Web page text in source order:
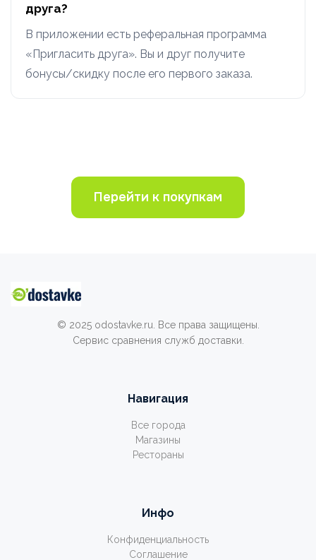
друга?
В приложении есть реферальная программа
«Пригласить друга». Вы и друг получите
бонусы/скидку после его первого заказа.
Перейти к покупкам
© 2025 odostavke.ru. Все права защищены.
Сервис сравнения служб доставки.
Навигация
Все города
Магазины
Рестораны
Инфо
Конфиденциальность
Соглашение